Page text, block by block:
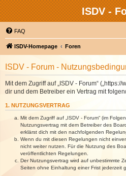
ISDV -
FAQ
ISDV-Homepage Foren
ISDV - Forum -
Mit dem Zugriff auf „ISDV - Forum“
dir und dem Betreiber ein Vertrag mit
1. NUTZUNGSVERTRAG
Mit dem Zugriff auf „ISDV - Forum“ (im
Nutzungsvertrag mit dem Betreiber des
erklärst dich mit den nachfolgenden
Wenn du mit diesen Regelungen nicht
nicht weiter nutzen. Für die Nutzung des
veröffentlichten Regelungen.
Der Nutzungsvertrag wird auf unbestimmte
Seiten ohne Einhaltung einer Frist jederzeit